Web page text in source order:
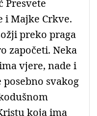
Presvete
i Majke Crkve.
preko praga
započeti. Neka
vjere, nade i
svakog
koja ima